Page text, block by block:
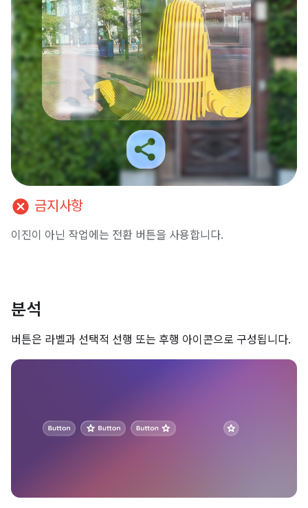
cancel 금지사항
이진이 아닌 작업에는 전환 버튼을 사용합니다.
분석
버튼은 라벨과 선택적 선행 또는 후행 아이콘으로 구성됩니다.